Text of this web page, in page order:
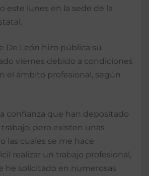
este lunes en la sede de la
De León hizo pública su
viernes debido a condiciones
el ámbito profesional, según
confianza que han depositado
pero existen unas
las cuales se me hace
realizar un trabajo profesional,
he solicitado en numerosas